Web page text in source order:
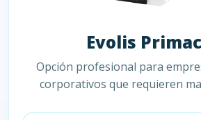
Evolis
Opción profesional para
corporativos que requieren